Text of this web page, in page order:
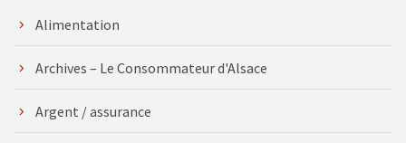
Alimentation
Archives – Le Consommateur d'Alsace
Argent / assurance